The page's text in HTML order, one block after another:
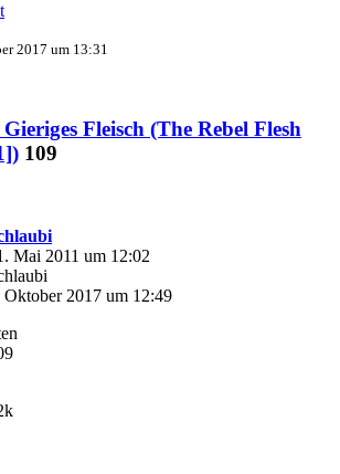
2017 um 13:31
Fleisch (The Rebel Flesh
109
Mai 2011 um 12:02
Oktober 2017 um 12:49